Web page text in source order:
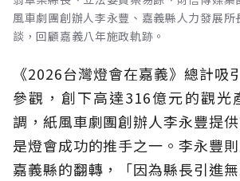
風車劇團創辦人李永豐、嘉義縣人力發展
談，回顧嘉義八年施政軌跡。
《2026台灣燈會在嘉義》總計吸
參觀，創下高達316億元的觀光
調，紙風車劇團創辦人李永豐提
是燈會成功的推手之一。李永豐
嘉義縣的翻轉，「因為縣長引進